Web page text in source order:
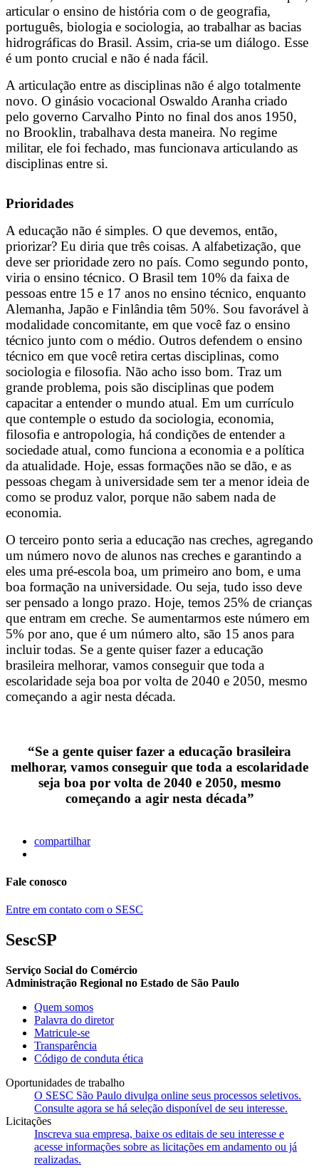
articular o ensino de história com o de geografia,
português, biologia e sociologia, ao trabalhar as bacias
hidrográficas do Brasil. Assim, cria-se um diálogo. Esse
é um ponto crucial e não é nada fácil.
A articulação entre as disciplinas não é algo totalmente
novo. O ginásio vocacional Oswaldo Aranha criado
pelo governo Carvalho Pinto no final dos anos 1950,
no Brooklin, trabalhava desta maneira. No regime
militar, ele foi fechado, mas funcionava articulando as
disciplinas entre si.
Prioridades
A educação não é simples. O que devemos, então,
priorizar? Eu diria que três coisas. A alfabetização, que
deve ser prioridade zero no país. Como segundo ponto,
viria o ensino técnico. O Brasil tem 10% da faixa de
pessoas entre 15 e 17 anos no ensino técnico, enquanto
Alemanha, Japão e Finlândia têm 50%. Sou favorável à
modalidade concomitante, em que você faz o ensino
técnico junto com o médio. Outros defendem o ensino
técnico em que você retira certas disciplinas, como
sociologia e filosofia. Não acho isso bom. Traz um
grande problema, pois são disciplinas que podem
capacitar a entender o mundo atual. Em um currículo
que contemple o estudo da sociologia, economia,
filosofia e antropologia, há condições de entender a
sociedade atual, como funciona a economia e a política
da atualidade. Hoje, essas formações não se dão, e as
pessoas chegam à universidade sem ter a menor ideia de
como se produz valor, porque não sabem nada de
economia.
O terceiro ponto seria a educação nas creches, agregando
um número novo de alunos nas creches e garantindo a
eles uma pré-escola boa, um primeiro ano bom, e uma
boa formação na universidade. Ou seja, tudo isso deve
ser pensado a longo prazo. Hoje, temos 25% de crianças
que entram em creche. Se aumentarmos este número em
5% por ano, que é um número alto, são 15 anos para
incluir todas. Se a gente quiser fazer a educação
brasileira melhorar, vamos conseguir que toda a
escolaridade seja boa por volta de 2040 e 2050, mesmo
começando a agir nesta década.
“Se a gente quiser fazer a educação brasileira
melhorar, vamos conseguir que toda a escolaridade
seja boa por volta de 2040 e 2050, mesmo
começando a agir nesta década”
compartilhar
Fale conosco
Entre em contato com o SESC
SescSP
Serviço Social do Comércio
Administração Regional no Estado de São Paulo
Quem somos
Palavra do diretor
Matricule-se
Transparência
Código de conduta ética
Oportunidades de trabalho
O SESC São Paulo divulga online seus processos seletivos.
Consulte agora se há seleção disponível de seu interesse.
Licitações
Inscreva sua empresa, baixe os editais de seu interesse e
acesse informações sobre as licitações em andamento ou já
realizadas.